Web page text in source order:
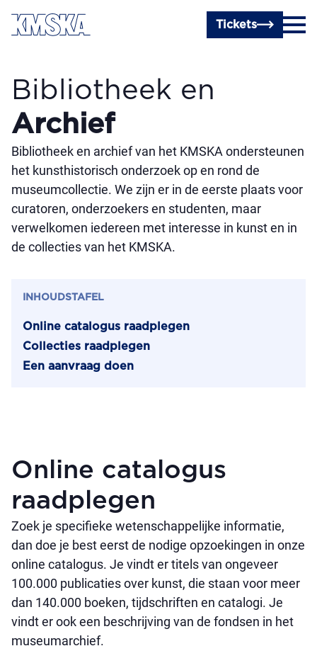
Ga naar hoofdinhoud
Tickets
Bibliotheek en
Archief
Bibliotheek en archief van het KMSKA ondersteunen
het kunsthistorisch onderzoek op en rond de
museumcollectie. We zijn er in de eerste plaats voor
curatoren, onderzoekers en studenten, maar
verwelkomen iedereen met interesse in kunst en in
de collecties van het KMSKA.
INHOUDSTAFEL
Online catalogus raadplegen
Collecties raadplegen
Een aanvraag doen
Online catalogus
raadplegen
Zoek je specifieke wetenschappelijke informatie,
dan doe je best eerst de nodige opzoekingen in onze
online catalogus. Je vindt er titels van ongeveer
100.000 publicaties over kunst, die staan voor meer
dan 140.000 boeken, tijdschriften en catalogi. Je
vindt er ook een beschrijving van de fondsen in het
museumarchief.